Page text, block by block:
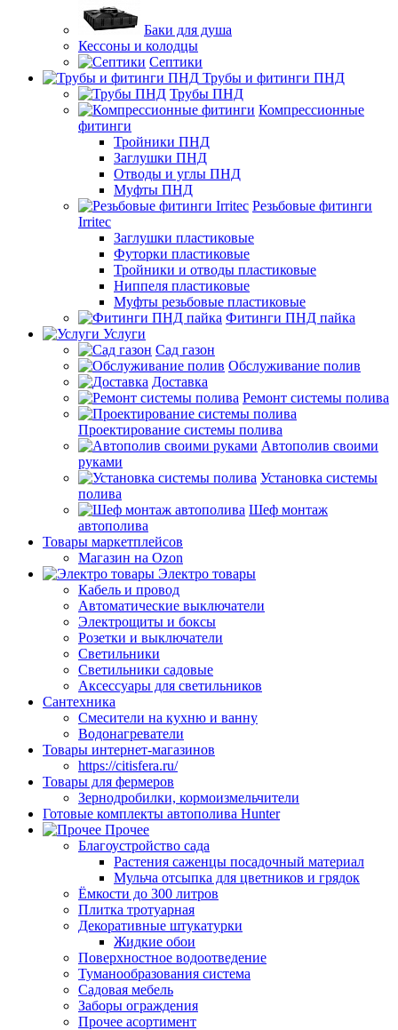
Баки для душа
Кессоны и колодцы
Септики
Трубы и фитинги ПНД
Трубы ПНД
Компрессионные
фитинги
Тройники ПНД
Заглушки ПНД
Отводы и углы ПНД
Муфты ПНД
Резьбовые фитинги
Irritec
Заглушки пластиковые
Футорки пластиковые
Тройники и отводы пластиковые
Ниппеля пластиковые
Муфты резьбовые пластиковые
Фитинги ПНД пайка
Услуги
Сад газон
Обслуживание полив
Доставка
Ремонт системы полива
Проектирование системы полива
Автополив своими
руками
Установка системы
полива
Шеф монтаж
автополива
Товары маркетплейсов
Магазин на Ozon
Электро товары
Кабель и провод
Автоматические выключатели
Электрощиты и боксы
Розетки и выключатели
Светильники
Светильники садовые
Аксессуары для светильников
Сантехника
Смесители на кухню и ванну
Водонагреватели
Товары интернет-магазинов
https://citisfera.ru/
Товары для фермеров
Зернодробилки, кормоизмельчители
Готовые комплекты автополива Hunter
Прочее
Благоустройство сада
Растения саженцы посадочный материал
Мульча отсыпка для цветников и грядок
Ёмкости до 300 литров
Плитка тротуарная
Декоративные штукатурки
Жидкие обои
Поверхностное водоотведение
Туманообразования система
Садовая мебель
Заборы ограждения
Прочее асортимент